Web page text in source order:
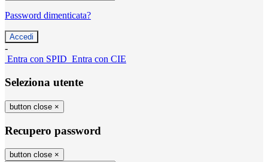
Password dimenticata?
-
Entra con SPID Entra con CIE
Seleziona utente
button close ×
Recupero password
button close ×